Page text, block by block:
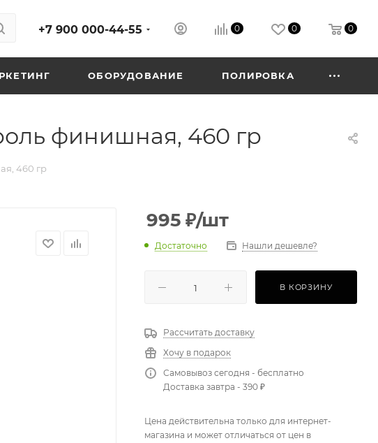
+7 900 000-44-55 0 0 0
ОБОРУДОВАНИЕ ПОЛИРОВКА
финишная, 460 гр
460 гр
995 ₽/шт
Достаточно Нашли дешевле?
В КОРЗИНУ
Рассчитать доставку
Хочу в подарок
Самовывоз сегодня - бесплатно
Доставка завтра - 390 ₽
Цена действительна только для интернет-
магазина и может отличаться от цен в